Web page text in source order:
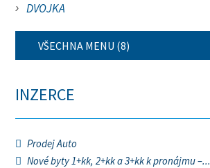
DVOJKA
VŠECHNA MENU (8)
INZERCE
Prodej Auto
Nové byty 1+kk, 2+kk a 3+kk k pronájmu –...